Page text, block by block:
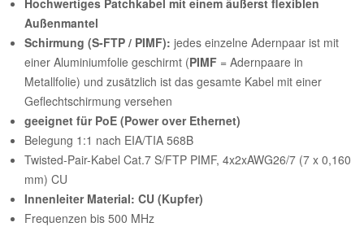
Außenmantel
Schirmung (S-FTP / PIMF): jedes einzelne Adernpaar ist mit
einer Aluminiumfolie geschirmt (PIMF = Adernpaare in
Metallfolie) und zusätzlich ist das gesamte Kabel mit einer
Geflechtschirmung versehen
geeignet für PoE (Power over Ethernet)
Belegung 1:1 nach EIA/TIA 568B
Twisted-Pair-Kabel Cat.7 S/FTP PIMF, 4x2xAWG26/7 (7 x 0,160
mm) CU
Innenleiter Material: CU (Kupfer)
Frequenzen bis 500 MHz